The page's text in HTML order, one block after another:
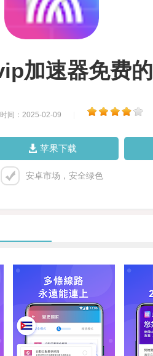
加速器免费的
时间：2025-02-09
苹果下载
安卓市场，安全绿色